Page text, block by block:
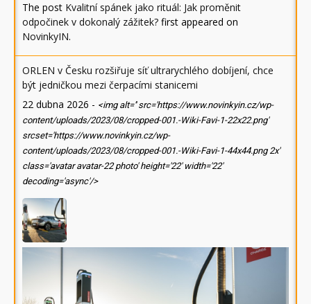
The post Kvalitní spánek jako rituál: Jak proměnit
odpočinek v dokonalý zážitek? first appeared on
NovinkyIN.
ORLEN v Česku rozšiřuje síť ultrarychlého dobíjení, chce
být jedničkou mezi čerpacími stanicemi
22 dubna 2026 - <img alt='' src='https://www.novinkyin.cz/wp-
content/uploads/2023/08/cropped-001.-Wiki-Favi-1-22x22.png'
srcset='https://www.novinkyin.cz/wp-
content/uploads/2023/08/cropped-001.-Wiki-Favi-1-44x44.png 2x'
class='avatar avatar-22 photo' height='22' width='22'
decoding='async'/>